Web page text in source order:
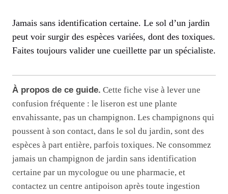
Jamais sans identification certaine. Le sol d’un jardin
peut voir surgir des espèces variées, dont des toxiques.
Faites toujours valider une cueillette par un spécialiste.
À propos de ce guide. Cette fiche vise à lever une
confusion fréquente : le liseron est une plante
envahissante, pas un champignon. Les champignons qui
poussent à son contact, dans le sol du jardin, sont des
espèces à part entière, parfois toxiques. Ne consommez
jamais un champignon de jardin sans identification
certaine par un mycologue ou une pharmacie, et
contactez un centre antipoison après toute ingestion